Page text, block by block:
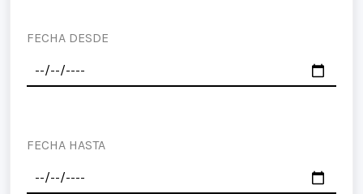
FECHA DESDE
FECHA HASTA